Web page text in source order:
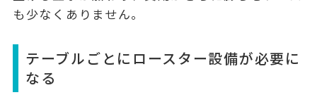
も少なくありません。
テーブルごとにロースター設備が必要に
なる